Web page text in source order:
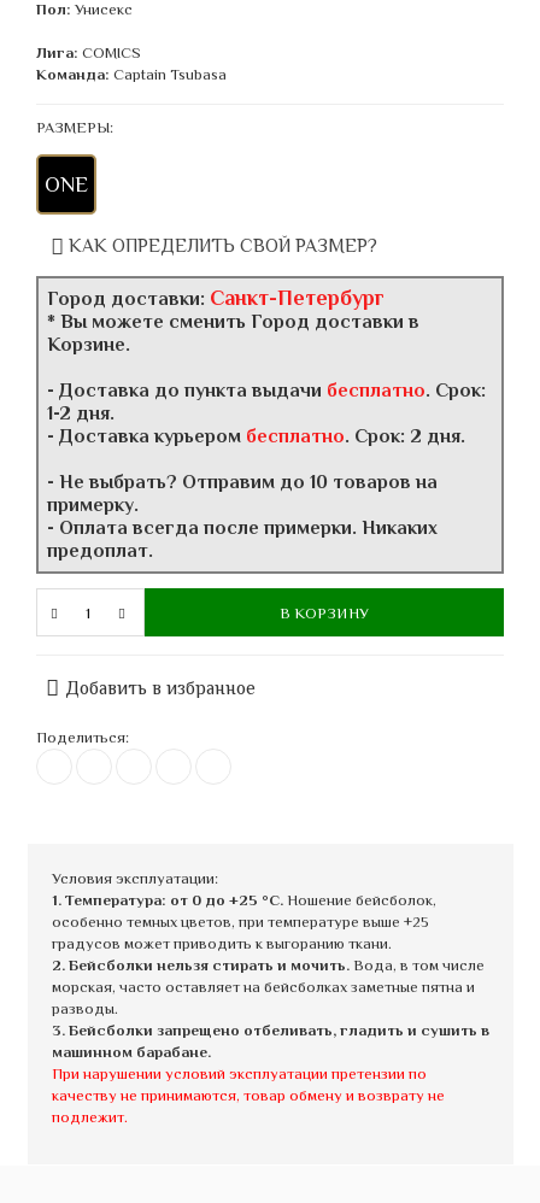
Пол: Унисекс
Лига: COMICS
Команда: Captain Tsubasa
РАЗМЕРЫ:
ONE
КАК ОПРЕДЕЛИТЬ СВОЙ РАЗМЕР?
Город доставки: Санкт-Петербург
* Вы можете сменить Город доставки в
Корзине.
- Доставка до пункта выдачи бесплатно. Срок:
1-2 дня.
- Доставка курьером бесплатно. Срок: 2 дня.
- Не выбрать? Отправим до 10 товаров на
примерку.
- Оплата всегда после примерки. Никаких
предоплат.
В КОРЗИНУ
Добавить в избранное
Поделиться:
Условия эксплуатации:
1. Температура: от 0 до +25 °C.Ношение бейсболок,
особенно темных цветов, при температуре выше +25
градусов может приводить к выгоранию ткани.
2. Бейсболки нельзя стирать и мочить.Вода, в том числе
морская, часто оставляет на бейсболках заметные пятна и
разводы.
3. Бейсболки запрещено отбеливать, гладить и сушить в
машинном барабане.
При нарушении условий эксплуатации претензии по
качеству не принимаются, товар обмену и возврату не
подлежит.